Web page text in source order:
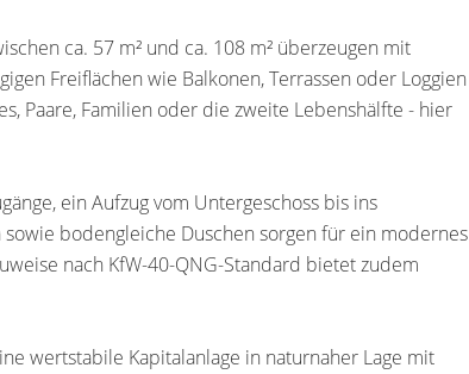
ca. 57 m² und ca. 108 m² überzeugen mit
Freiflächen wie Balkonen, Terrassen oder Loggien
Paare, Familien oder die zweite Lebenshälfte - hier
ein Aufzug vom Untergeschoss bis ins
bodengleiche Duschen sorgen für ein modernes
nach KfW-40-QNG-Standard bietet zudem
wertstabile Kapitalanlage in naturnaher Lage mit